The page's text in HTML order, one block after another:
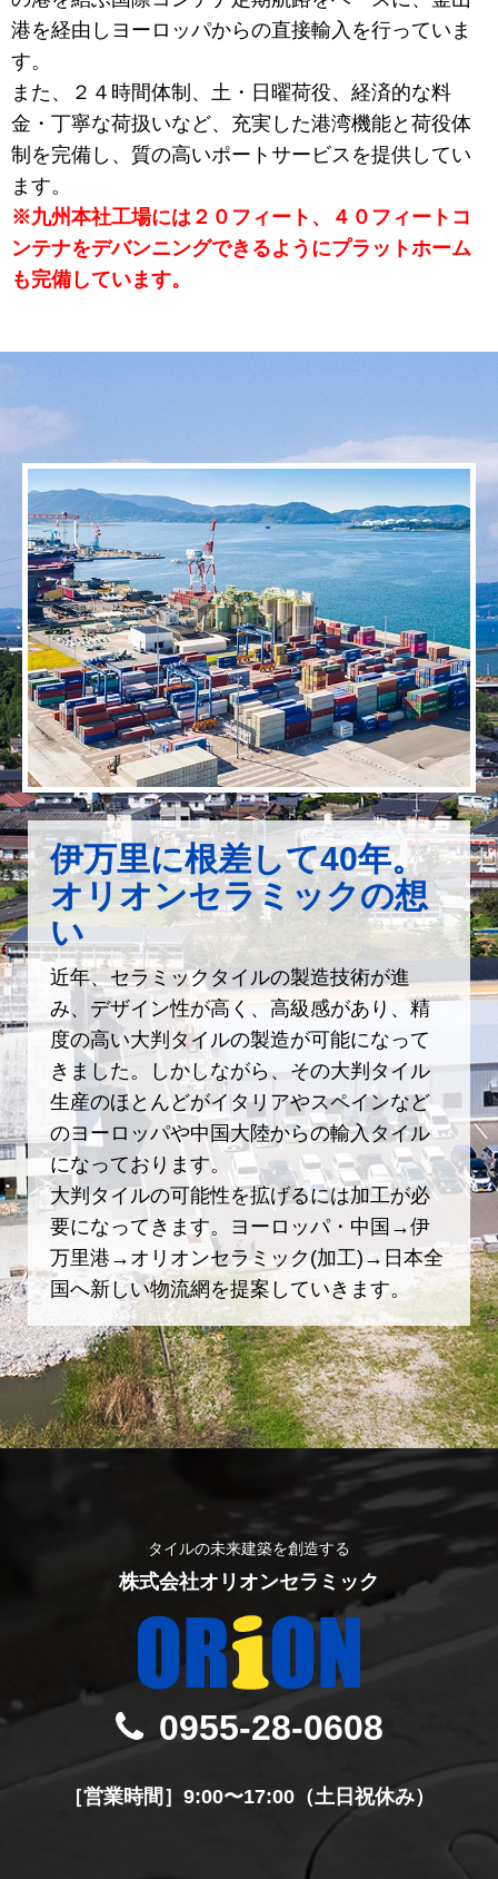
港を経由しヨーロッパからの直接輸入を行っていま
す。
また、２４時間体制、土・日曜荷役、経済的な料
金・丁寧な荷扱いなど、充実した港湾機能と荷役体
制を完備し、質の高いポートサービスを提供してい
ます。
※九州本社工場には２０フィート、４０フィートコ
ンテナをデバンニングできるようにプラットホーム
も完備しています。
伊万里に根差して40年。
オリオンセラミックの想
い
近年、セラミックタイルの製造技術が進
み、デザイン性が高く、高級感があり、精
度の高い大判タイルの製造が可能になって
きました。しかしながら、その大判タイル
生産のほとんどがイタリアやスペインなど
のヨーロッパや中国大陸からの輸入タイル
になっております。
大判タイルの可能性を拡げるには加工が必
要になってきます。ヨーロッパ・中国→伊
万里港→オリオンセラミック(加工)→日本全
国へ新しい物流網を提案していきます。
タイルの未来建築を創造する
株式会社オリオンセラミック
0955-28-0608
［営業時間］9:00〜17:00（土日祝休み）